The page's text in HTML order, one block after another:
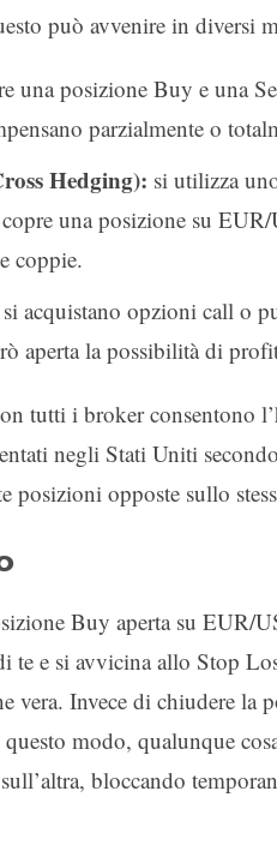
può avvenire in diversi
una posizione Buy e una
parzialmente o
Hedging): si utilizza
una posizione su
coppie.
si acquistano opzioni call o
aperta la possibilità di
tutti i broker consentono
negli Stati Uniti
posizioni opposte sullo
Buy aperta su
te e si avvicina allo Stop
vera. Invece di chiudere la
modo, qualunque
bloccando